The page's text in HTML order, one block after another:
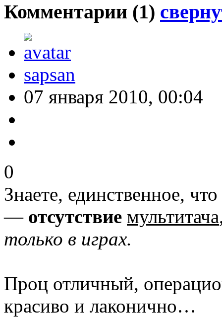
Комментарии (1)
sapsan
07 января 2010, 00:04
0
Знаете, единственное,
— отсутствие мультитача
только в играх.
Проц отличный,
красиво и лаконично…